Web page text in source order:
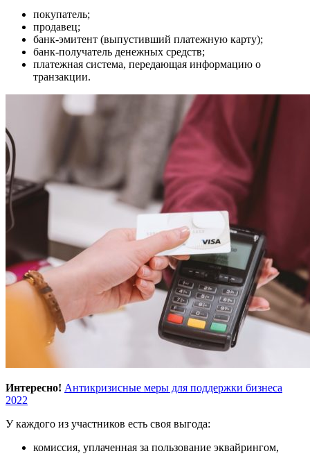
покупатель;
продавец;
банк-эмитент (выпустивший платежную карту);
банк-получатель денежных средств;
платежная система, передающая информацию о
транзакции.
Интересно! Антикризисные меры для поддержки бизнеса
2022
У каждого из участников есть своя выгода:
комиссия, уплаченная за пользование эквайрингом,